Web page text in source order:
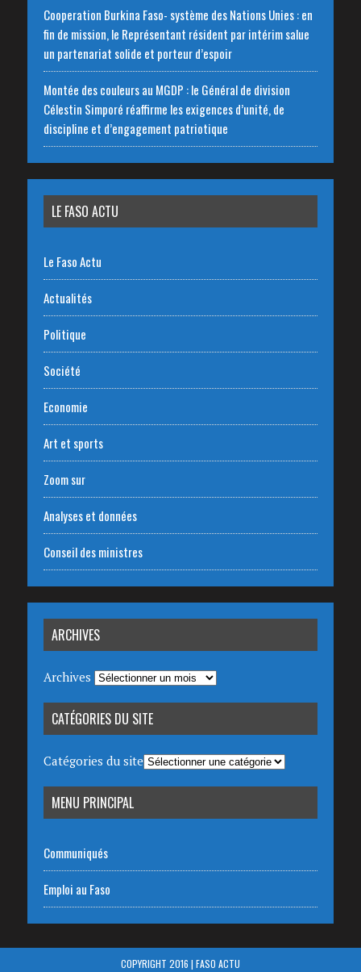
‎Cooperation Burkina Faso- système des Nations Unies : en
fin de mission, le Représentant résident par intérim salue
un partenariat solide et porteur d’espoir
Montée des couleurs au MGDP : le Général de division
Célestin Simporé réaffirme les exigences d’unité, de
discipline et d’engagement patriotique
LE FASO ACTU
Le Faso Actu
Actualités
Politique
Société
Economie
Art et sports
Zoom sur
Analyses et données
Conseil des ministres
ARCHIVES
Archives
CATÉGORIES DU SITE
Catégories du site
MENU PRINCIPAL
Communiqués
Emploi au Faso
COPYRIGHT 2016 | FASO ACTU